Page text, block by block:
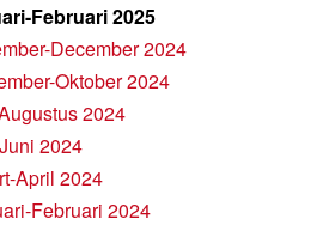
Februari 2025
December 2024
Oktober 2024
2024
2024
April 2024
Februari 2024